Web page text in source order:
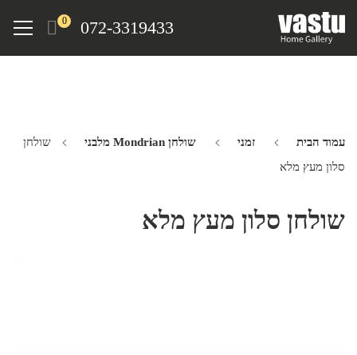
072-3319433
0
Menu
עמוד הבית זמני שולחן Mondrian מלבני
שולחן
סלון מעץ מלא
שולחן סלון מעץ מלא